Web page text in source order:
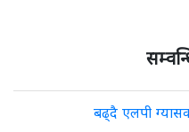
बढ्दै एलपी